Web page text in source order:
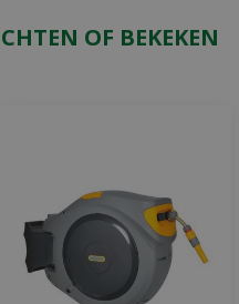
OF BEKEKEN